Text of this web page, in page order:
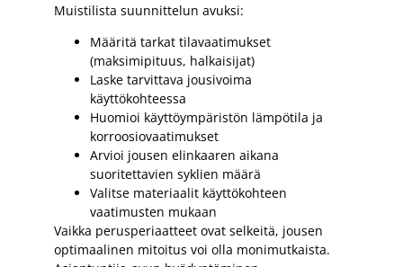
Muistilista suunnittelun avuksi:
Määritä tarkat tilavaatimukset
(maksimipituus, halkaisijat)
Laske tarvittava jousivoima
käyttökohteessa
Huomioi käyttöympäristön lämpötila ja
korroosiovaatimukset
Arvioi jousen elinkaaren aikana
suoritettavien syklien määrä
Valitse materiaalit käyttökohteen
vaatimusten mukaan
Vaikka perusperiaatteet ovat selkeitä, jousen
optimaalinen mitoitus voi olla monimutkaista.